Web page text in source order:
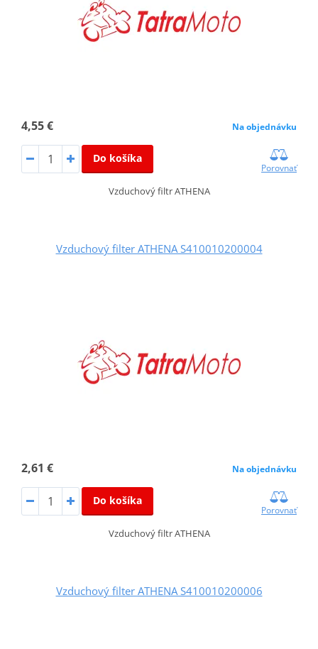
4,55 € Na objednávku
Do košíka
Porovnať
Vzduchový filtr ATHENA
Vzduchový filter ATHENA S410010200004
2,61 € Na objednávku
Do košíka
Porovnať
Vzduchový filtr ATHENA
Vzduchový filter ATHENA S410010200006